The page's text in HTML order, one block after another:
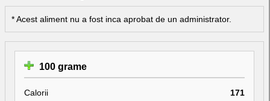
* Acest aliment nu a fost inca aprobat de un administrator.
100 grame
Calorii
171